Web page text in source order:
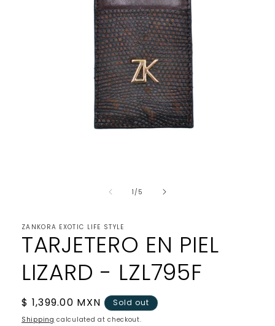
1 /of
5
ZANKORA EXOTIC LIFE STYLE
TARJETERO EN PIEL
LIZARD - LZL795F
Regular
price
$ 1,399.00 MXN Sold out
Shipping calculated at checkout.